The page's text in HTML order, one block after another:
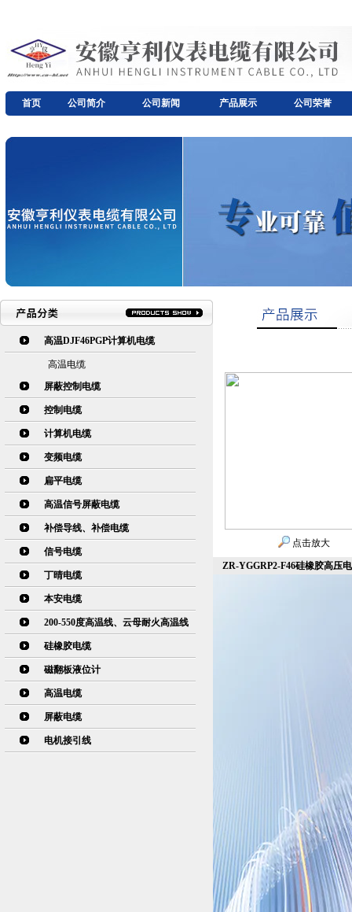
首页 公司简介 公司新闻 产品展示 公司荣誉
高温DJF46PGP计算机电缆
高温电缆
屏蔽控制电缆
控制电缆
计算机电缆
变频电缆
扁平电缆
高温信号屏蔽电缆
补偿导线、补偿电缆
信号电缆
丁晴电缆
本安电缆
200-550度高温线、云母耐火高温线
硅橡胶电缆
磁翻板液位计
高温电缆
屏蔽电缆
电机接引线
点击放大
ZR-YGGRP2-F46硅橡胶高压